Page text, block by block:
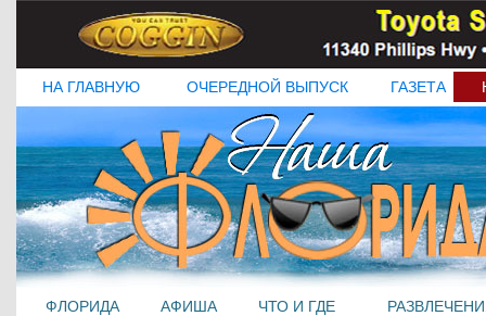
НА ГЛАВНУЮ ОЧЕРЕДНОЙ ВЫПУСК ГАЗЕТА
ФЛОРИДА АФИША ЧТО И ГДЕ